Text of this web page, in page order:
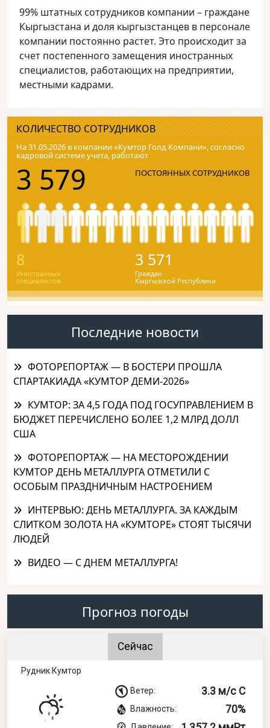
99% штатных сотрудников компании – граждане
Кыргызстана и доля кыргызстанцев в персонале
компании постоянно растет. Это происходит за
счет постепенного замещения иностранных
специалистов, работающих на предприятии,
местными кадрами.
КОЛИЧЕСТВО СОТРУДНИКОВ
На 31.05.2026 в компании «Кумтор Голд Компани», согласно
кадровой системе учета, работают
3 579 ПОСТОЯННЫХ СОТРУДНИКОВ
8
Иностранных
специалистов
3 571
Граждан
Кыргызской Республики
Последние новости
ФОТОРЕПОРТАЖ — В БОСТЕРИ ПРОШЛА
СПАРТАКИАДА «КУМТОР ДЕМИ-2026»
КУМТОР: ЗА 4,5 ГОДА ПОД ГОСУПРАВЛЕНИЕМ В
БЮДЖЕТ ПЕРЕЧИСЛЕНО БОЛЕЕ 1,2 МЛРД ДОЛЛ
США
ФОТОРЕПОРТАЖ — НА МЕСТОРОЖДЕНИИ
КУМТОР ДЕНЬ МЕТАЛЛУРГА ОТМЕТИЛИ С
ОСОБЫМ ПРАЗДНИЧНЫМ НАСТРОЕНИЕМ
ИНТЕРВЬЮ: ДЕНЬ МЕТАЛЛУРГА. ЗА КАЖДЫМ
СЛИТКОМ ЗОЛОТА НА «КУМТОРЕ» СТОЯТ ТЫСЯЧИ
ЛЮДЕЙ
ВИДЕО — С ДНЕМ МЕТАЛЛУРГА!
Прогноз погоды
Сейчас
Рудник Кумтор
Ветер: 3.3 м/с С
Влажность: 70%